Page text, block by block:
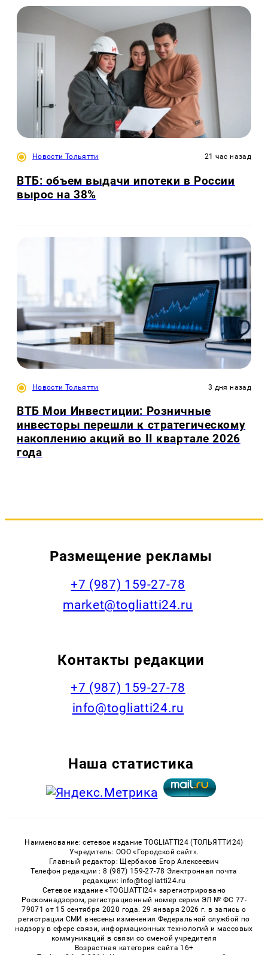
Новости Тольятти 21 час назад
ВТБ: объем выдачи ипотеки в России
вырос на 38%
Новости Тольятти 3 дня назад
ВТБ Мои Инвестиции: Розничные
инвесторы перешли к стратегическому
накоплению акций во II квартале 2026
года
Размещение рекламы
+7 (987) 159-27-78
market@togliatti24.ru
Контакты редакции
+7 (987) 159-27-78
info@togliatti24.ru
Наша статистика
Наименование: сетевое издание TOGLIATTI24 (ТОЛЬЯТТИ24)
Учредитель: ООО «Городской сайт».
Главный редактор: Щербаков Егор Алексеевич
Телефон редакции : 8 (987) 159-27-78 Электронная почта
редакции: info@togliatti24.ru
Сетевое издание «TOGLIATTI24» зарегистрировано
Роскомнадзором, регистрационный номер серии ЭЛ № ФС 77-
79071 от 15 сентября 2020 года. 29 января 2026 г. в запись о
регистрации СМИ внесены изменения Федеральной службой по
надзору в сфере связи, информационных технологий и массовых
коммуникаций в связи со сменой учредителя
Возрастная категория сайта 16+